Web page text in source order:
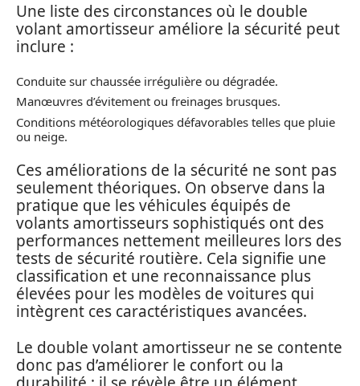
Une liste des circonstances où le double
volant amortisseur améliore la sécurité peut
inclure :
Conduite sur chaussée irrégulière ou dégradée.
Manœuvres d’évitement ou freinages brusques.
Conditions météorologiques défavorables telles que pluie
ou neige.
Ces améliorations de la sécurité ne sont pas
seulement théoriques. On observe dans la
pratique que les véhicules équipés de
volants amortisseurs sophistiqués ont des
performances nettement meilleures lors des
tests de sécurité routière. Cela signifie une
classification et une reconnaissance plus
élevées pour les modèles de voitures qui
intègrent ces caractéristiques avancées.
Le double volant amortisseur ne se contente
donc pas d’améliorer le confort ou la